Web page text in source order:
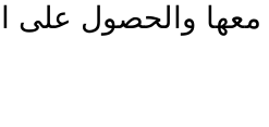
معها والحصول على